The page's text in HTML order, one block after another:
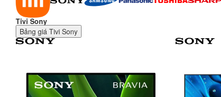
Tivi Sony
Bảng giá Tivi Sony